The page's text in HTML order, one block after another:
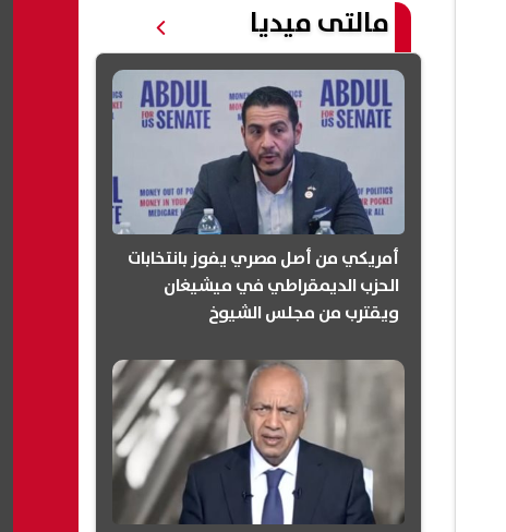
مالتى ميديا
أمريكي من أصل مصري يفوز بانتخابات
الحزب الديمقراطي في ميشيغان
ويقترب من مجلس الشيوخ